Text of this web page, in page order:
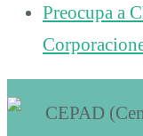
Preocupa a